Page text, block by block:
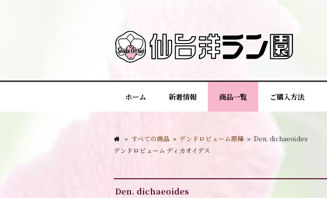
ホーム 新着情報 商品一覧 ご購入方法
» すべての商品 » デンドロビューム原種 » Den. dichaeoides
デンドロビューム ディカオイデス
Den. dichaeoides